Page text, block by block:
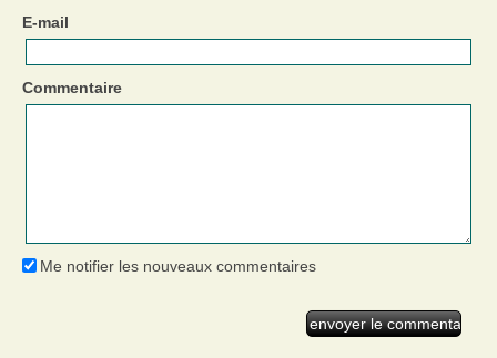
E-mail
Commentaire
Me notifier les nouveaux commentaires